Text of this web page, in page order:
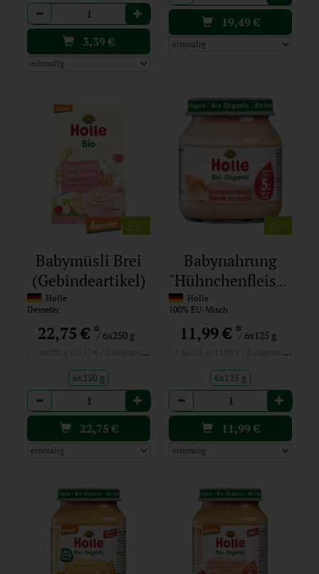
Anzahl
3,39€
19,49€
Babymüsli Brei
(Gebindeartikel)
Holle
Demeter
22,75 €*/ 6x250 g
1 * 6x250 g (15,17 € / Kilogramm)
6x250 g
Anzahl
22,75€
Babynahrung
"Hühnchenfleisch"
Holle
100% EU-Misch
11,99 €*/ 6x125 g
1 * 6x125 g (15,98 € / Kilogramm)
6x125 g
Anzahl
11,99€